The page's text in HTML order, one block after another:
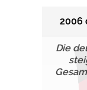
2006
Die